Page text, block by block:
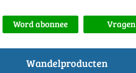
Word abonnee Vragen
Wandelproducten